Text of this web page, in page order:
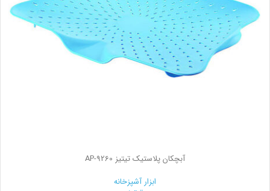
آبچکان پلاستیک تیتیز AP-9260
ابزار آشپزخانه